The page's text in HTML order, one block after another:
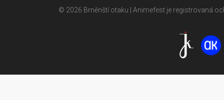
© 2026 Brněnští otaku | Animefest je registrovaná